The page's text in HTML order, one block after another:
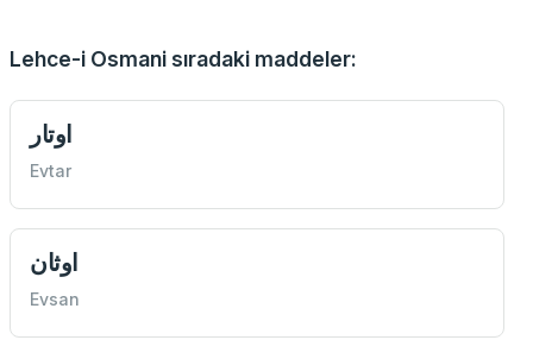
Lehce-i Osmani sıradaki maddeler:
اوتار
Evtar
اوثان
Evsan